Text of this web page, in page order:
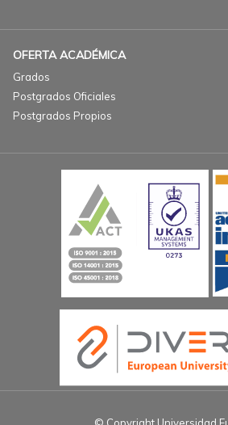
OFERTA ACADÉMICA
Grados
Postgrados Oficiales
Postgrados Propios